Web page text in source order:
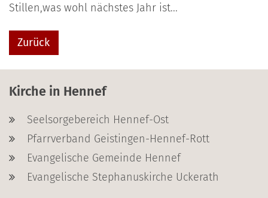
Stillen,was wohl nächstes Jahr ist...
Zurück
Kirche in Hennef
Seelsorgebereich Hennef-Ost
Pfarrverband Geistingen-Hennef-Rott
Evangelische Gemeinde Hennef
Evangelische Stephanuskirche Uckerath